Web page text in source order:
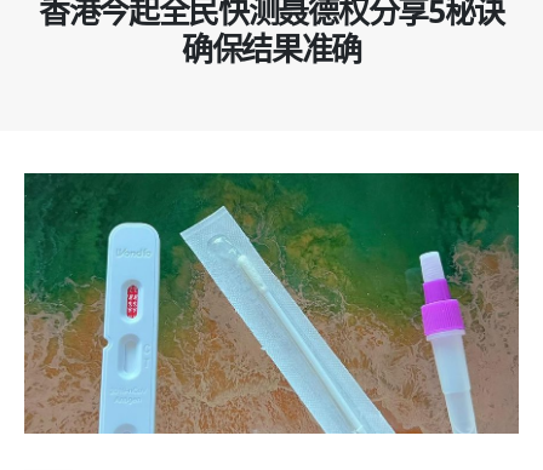
香港今起全民快测聂德权分享5秘诀
确保结果准确